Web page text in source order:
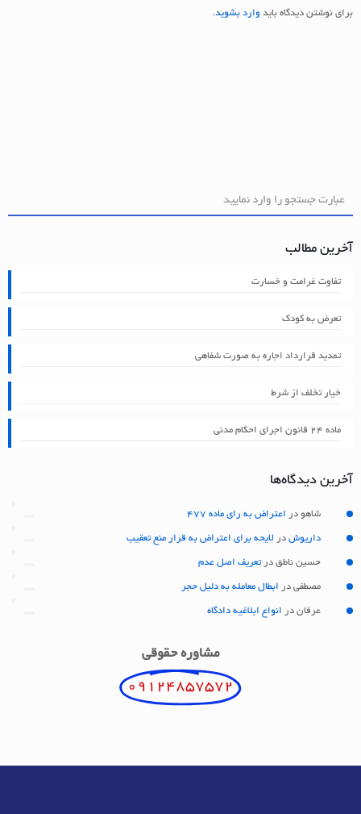
برای نوشتن دیدگاه باید وارد بشوید.
آخرین مطالب
تفاوت غرامت و خسارت
تعرض به کودک
تمدید قرارداد اجاره به صورت شفاهی
خیار تخلف از شرط
ماده ۲۴ قانون اجرای احکام مدنی
آخرین دیدگاه‌ها
شاهو در اعتراض به رای ماده 477
داریوش در لایحه برای اعتراض به قرار منع تعقیب
حسین ناطق درتعریف اصل عدم
مصطفی در ابطال معامله به دلیل حجر
عرفان در انواع ابلاغیه دادگاه
مشاوره حقوقی
09124857572